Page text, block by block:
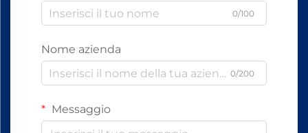
0/100
Nome azienda
0/200
Messaggio